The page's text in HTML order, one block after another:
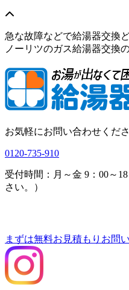
急な故障などで給湯器交換
ノーリツのガス給湯器交換
お気軽にお問い合わせくだ
0120-735-910
受付時間：月～金 9：00～
さい。）
まずは無料お見積もり お問